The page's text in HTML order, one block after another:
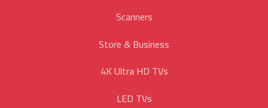
Scanners
Store & Business
4K Ultra HD TVs
LED TVs